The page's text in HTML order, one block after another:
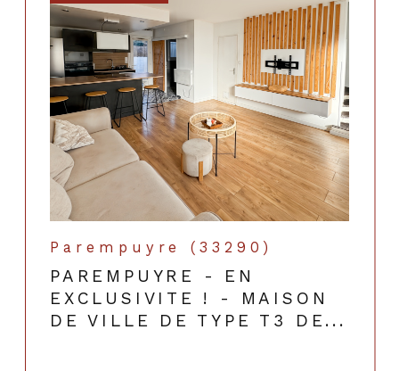
Parempuyre (33290)
PAREMPUYRE - EN
EXCLUSIVITE ! - MAISON
DE VILLE DE TYPE T3 DE...